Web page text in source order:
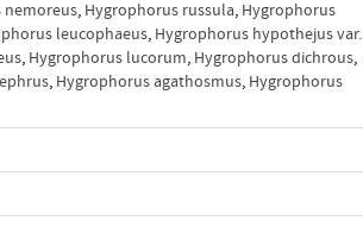
nemoreus, Hygrophorus russula, Hygrophorus
leucophaeus, Hygrophorus hypothejus var.
, Hygrophorus lucorum, Hygrophorus dichrous,
, Hygrophorus agathosmus, Hygrophorus